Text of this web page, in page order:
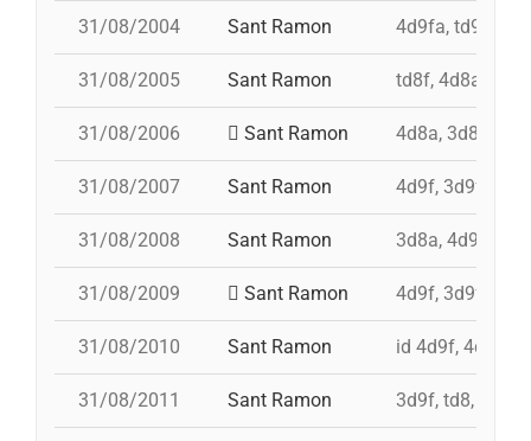
31/08/2004 Sant Ramon 4d9fa, td9fm,
31/08/2005 Sant Ramon td8f, 4d8a, 3d8,
31/08/2006 Sant Ramon 4d8a, 3d8,
31/08/2007 Sant Ramon 4d9f, 3d9f,
31/08/2008 Sant Ramon 3d8a, 4d9f,
31/08/2009 Sant Ramon 4d9f, 3d9fa,
31/08/2010 Sant Ramon id 4d9f, 4d9f,
31/08/2011 Sant Ramon 3d9f, td8, id